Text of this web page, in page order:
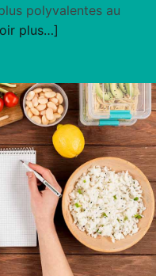
polyvalentes au
plus…]